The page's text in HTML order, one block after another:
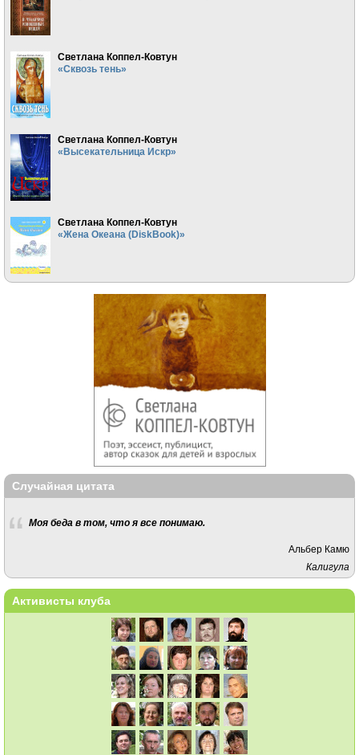
Светлана Коппел-Ковтун
«Сквозь тень»
Светлана Коппел-Ковтун
«Высекательница Искр»
Светлана Коппел-Ковтун
«Жена Океана (DiskBook)»
Случайная цитата
Моя беда в том, что я все понимаю.
Альбер Камю
Калигула
Активисты клуба